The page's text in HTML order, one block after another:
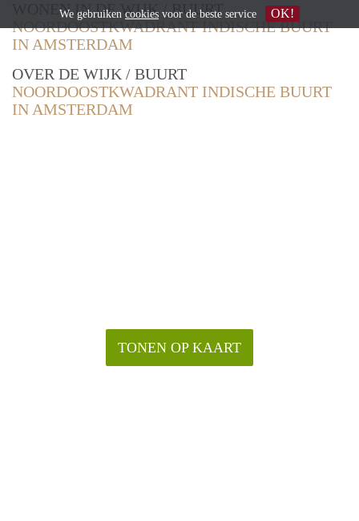
WONEN IN DE WIJK / BUURT
NOORDOOSTKWADRANT INDISCHE BUURT
IN AMSTERDAM
OVER DE WIJK / BUURT
NOORDOOSTKWADRANT INDISCHE BUURT
IN AMSTERDAM
TONEN OP KAART
We gebruiken cookies voor de beste service OK!